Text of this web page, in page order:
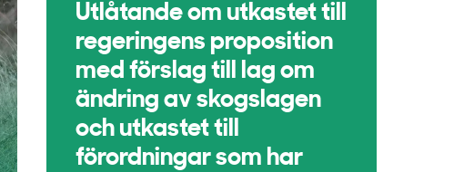
Utlåtande om utkastet till
regeringens proposition
med förslag till lag om
ändring av skogslagen
och utkastet till
förordningar som har